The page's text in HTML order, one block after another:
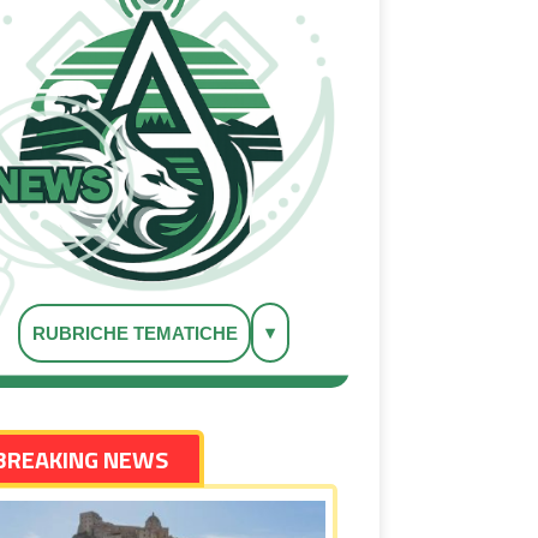
RUBRICHE TEMATICHE ▾
NEWS